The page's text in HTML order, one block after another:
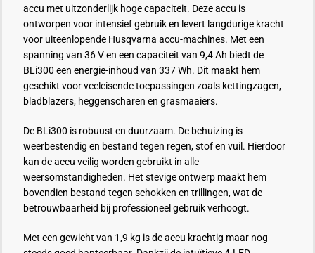
accu met uitzonderlijk hoge capaciteit. Deze accu is
ontworpen voor intensief gebruik en levert langdurige kracht
voor uiteenlopende Husqvarna accu-machines. Met een
spanning van 36 V en een capaciteit van 9,4 Ah biedt de
BLi300 een energie-inhoud van 337 Wh. Dit maakt hem
geschikt voor veeleisende toepassingen zoals kettingzagen,
bladblazers, heggenscharen en grasmaaiers.
De BLi300 is robuust en duurzaam. De behuizing is
weerbestendig en bestand tegen regen, stof en vuil. Hierdoor
kan de accu veilig worden gebruikt in alle
weersomstandigheden. Het stevige ontwerp maakt hem
bovendien bestand tegen schokken en trillingen, wat de
betrouwbaarheid bij professioneel gebruik verhoogt.
Met een gewicht van 1,9 kg is de accu krachtig maar nog